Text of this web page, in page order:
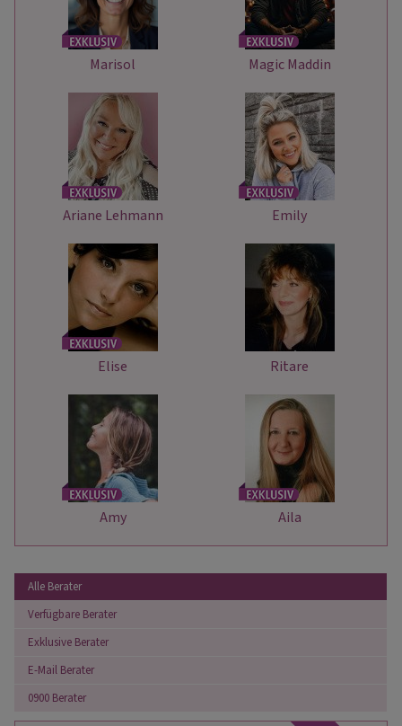
Marisol Magic Maddin
Ariane Lehmann Emily
Elise Ritare
Amy Aila
Alle Berater
Verfügbare Berater
Exklusive Berater
E-Mail Berater
0900 Berater